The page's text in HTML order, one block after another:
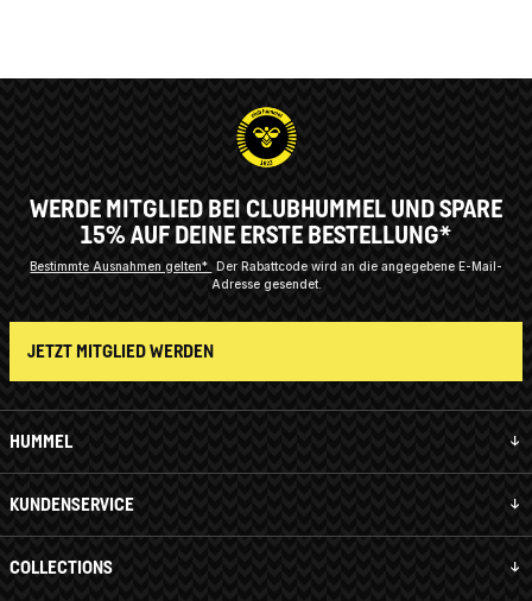
HUMMEL
KUNDENSERVICE
COLLECTIONS
WERDE MITGLIED BEI CLUBHUMMEL UND SPARE
15% AUF DEINE ERSTE BESTELLUNG*
Bestimmte Ausnahmen gelten* Der Rabattcode wird an die angegebene E-Mail-
Adresse gesendet.
JETZT MITGLIED WERDEN